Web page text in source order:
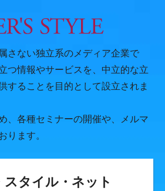
さない独立系のメディア企業で
つ情報やサービスを、中立的な立
することを目的として設立されま
、各種セミナーの開催や、メルマ
ります。
スタイル・ネット